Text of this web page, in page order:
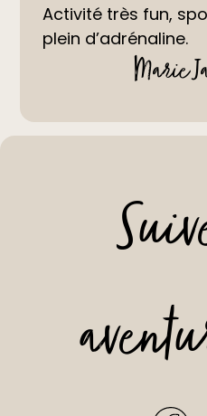
Activité très fun,
plein d’adrénaline.
Marie